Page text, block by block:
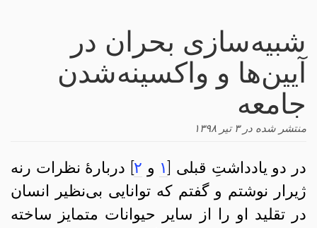
شبیه‌سازی بحران در
آیین‌ها و واکسینه‌شدن
جامعه
منتشر شده در۳ تیر ۱۳۹۸
در دو یادداشتِ قبلی [۱ و ۲] دربارهٔ نظرات رنه
ژیرار نوشتم و گفتم که توانایی بی‌نظیر انسان
در تقلید او را از سایر حیوانات متمایز ساخته